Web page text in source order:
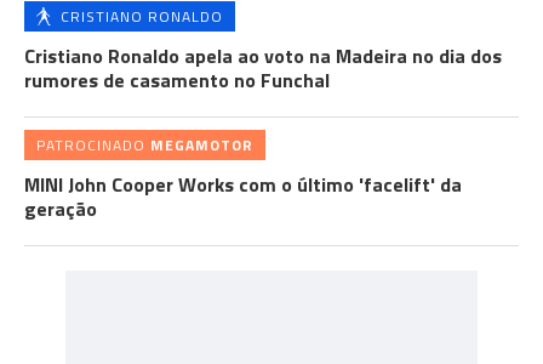
CRISTIANO RONALDO
Cristiano Ronaldo apela ao voto na Madeira no dia dos
rumores de casamento no Funchal
PATROCINADO MEGAMOTOR
MINI John Cooper Works com o último 'facelift' da
geração